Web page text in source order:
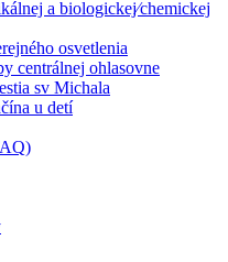
a biologickej⁄chemickej
osvetlenia
centrálnej ohlasovne
sv Michala
u detí